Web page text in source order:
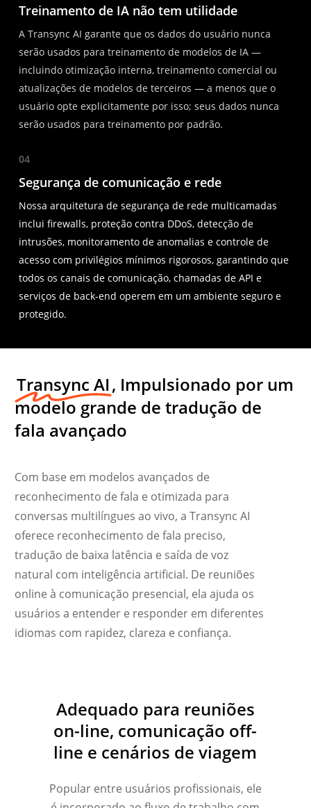
Treinamento de IA não tem utilidade
A Transync AI garante que os dados do usuário nunca
serão usados para treinamento de modelos de IA —
incluindo otimização interna, treinamento comercial ou
atualizações de modelos de terceiros — a menos que o
usuário opte explicitamente por isso; seus dados nunca
serão usados para treinamento por padrão.
04
Segurança de comunicação e rede
Nossa arquitetura de segurança de rede multicamadas
inclui firewalls, proteção contra DDoS, detecção de
intrusões, monitoramento de anomalias e controle de
acesso com privilégios mínimos rigorosos, garantindo que
todos os canais de comunicação, chamadas de API e
serviços de back-end operem em um ambiente seguro e
protegido.
Transync AI, Impulsionado por um
modelo grande de tradução de
fala avançado
Com base em modelos avançados de
reconhecimento de fala e otimizada para
conversas multilíngues ao vivo, a Transync AI
oferece reconhecimento de fala preciso,
tradução de baixa latência e saída de voz
natural com inteligência artificial. De reuniões
online à comunicação presencial, ela ajuda os
usuários a entender e responder em diferentes
idiomas com rapidez, clareza e confiança.
Adequado para reuniões
on-line, comunicação off-
line e cenários de viagem
Popular entre usuários profissionais, ele
العربية
Bahasa Indonesia
Tiếng Việt
Українська